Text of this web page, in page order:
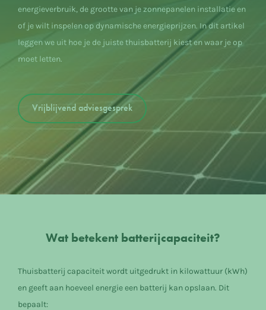
energieverbruik, de grootte van je zonnepanelen installatie en
of je wilt inspelen op dynamische energieprijzen. In dit artikel
leggen we uit hoe je de juiste thuisbatterij kiest en waar je op
moet letten.
Vrijblijvend adviesgesprek
Wat betekent batterijcapaciteit?
Thuisbatterij capaciteit wordt uitgedrukt in kilowattuur (kWh)
en geeft aan hoeveel energie een batterij kan opslaan. Dit
bepaalt: